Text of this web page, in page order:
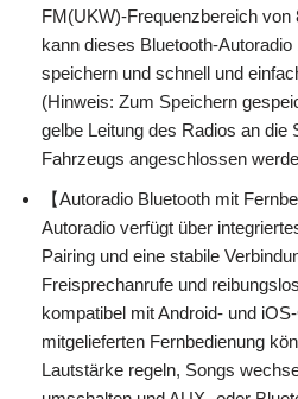
FM(UKW)-Frequenzbereich
kann dieses Bluetooth-
speichern und schnell und
(Hinweis: Zum Speichern
gelbe Leitung des Radios an die
Fahrzeugs angeschlossen
【Autoradio Bluetooth mit
Autoradio verfügt über
Pairing und eine stabile
Freisprechanrufe und
kompatibel mit Android- und
mitgelieferten Fernbedienung
Lautstärke regeln, Songs